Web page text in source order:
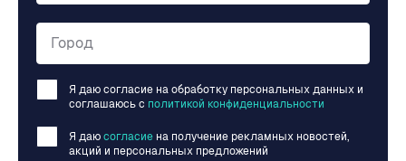
Город
Я даю согласие на обработку персональных данных и
соглашаюсь c политикой конфиденциальности
Я даю согласие на получение рекламных новостей,
акций и персональных предложений